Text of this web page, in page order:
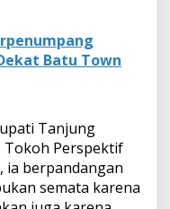
Batu Town
Tanjung
Tokoh Perspektif
ia berpandangan
semata karena